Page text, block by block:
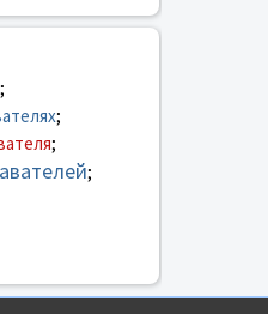
;
;
;